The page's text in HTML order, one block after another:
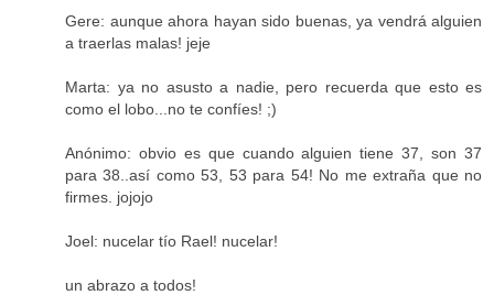
Gere: aunque ahora hayan sido buenas, ya vendrá alguien
a traerlas malas! jeje
Marta: ya no asusto a nadie, pero recuerda que esto es
como el lobo...no te confíes! ;)
Anónimo: obvio es que cuando alguien tiene 37, son 37
para 38..así como 53, 53 para 54! No me extraña que no
firmes. jojojo
Joel: nucelar tío Rael! nucelar!
un abrazo a todos!